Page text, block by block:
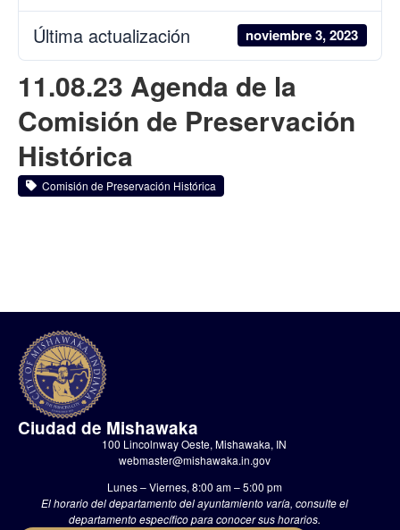
Última actualización noviembre 3, 2023
11.08.23 Agenda de la
Comisión de Preservación
Histórica
Comisión de Preservación Histórica
Ciudad de Mishawaka
100 Lincolnway Oeste, Mishawaka, IN
webmaster@mishawaka.in.gov
Lunes – Viernes, 8:00 am – 5:00 pm
El horario del departamento del ayuntamiento varía, consulte el
departamento específico para conocer sus horarios.